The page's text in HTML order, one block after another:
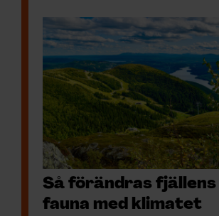
Så förändras
fauna med klimatet